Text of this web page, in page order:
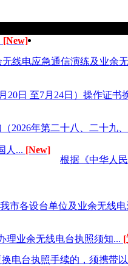
[New]
线电应急通信演练及业余
20日 至7月24日）操作证书
2026年第二十八、二十九
人... [New]
根据《中华人
市各设台单位及业余无线电
理业余无线电台执照须知... [
电台执照手续的，须携带